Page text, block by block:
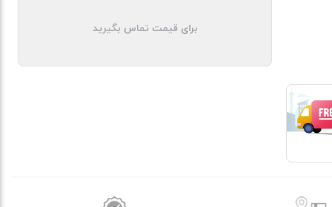
برای قیمت تماس بگیرید